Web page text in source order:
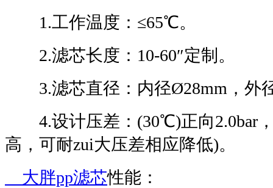
1.工作温度：≤65℃。
2.滤芯长度：10-60″定制。
3.滤芯直径：内径Ø28mm，外径
4.设计压差：(30℃)正向2.0bar，
高，可耐zui大压差相应降低)。
大胖pp滤芯性能：